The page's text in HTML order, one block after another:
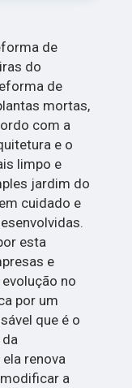
de
do
de
mortas,
com a
e o
limpo e
jardim do
cuidado e
esta
e
no
por um
que é o
renova
a